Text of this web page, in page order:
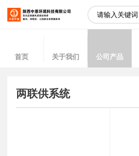
首页 关于我们 公司产品
两联供系统